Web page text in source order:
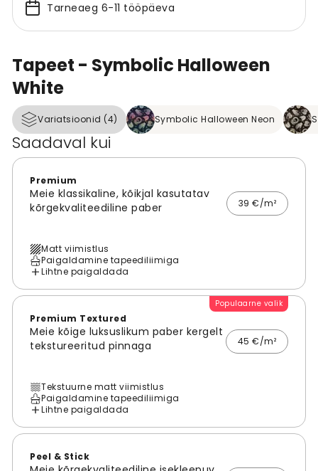
Tapeet - Symbolic Halloween
White
Variatsioonid (4) Symbolic Halloween Neon
Saadaval kui
Premium
Meie klassikaline, kõikjal kasutatav
kõrgekvaliteediline paber
39 €/m²
Matt viimistlus
Paigaldamine tapeediliimiga
Lihtne paigaldada
Populaarne valik
Premium Textured
Meie kõige luksuslikum paber kergelt
tekstureeritud pinnaga
45 €/m²
Tekstuurne matt viimistlus
Paigaldamine tapeediliimiga
Lihtne paigaldada
Peel & Stick
Tarneaeg 6-11 tööpäeva